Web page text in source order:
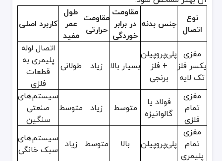
نوع
اتصال جنس بدنه
مقاومت
در برابر
خوردگی
مقاومت
حرارتی
طول
عمر
مفید
کاربرد اصلی
مغزی
یکسر فلز
تک لایه
پلی‌پروپیلن
+ فلز
برنجی
بسیار بالا زیاد طولانی
اتصال لوله
پلیمری به
قطعات
فلزی
مغزی
تمام
فلزی
فولاد یا
گالوانیزه متوسط زیاد متوسط
سیستم‌های
صنعتی
سنگین
مغزی
تمام
پلیمری
پلی‌پروپیلن بالا متوسط زیاد سیستم‌های
سبک خانگی